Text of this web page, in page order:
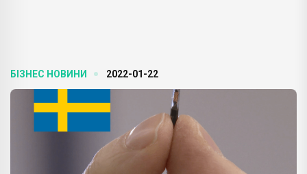
БІЗНЕС НОВИНИ 2022-01-22